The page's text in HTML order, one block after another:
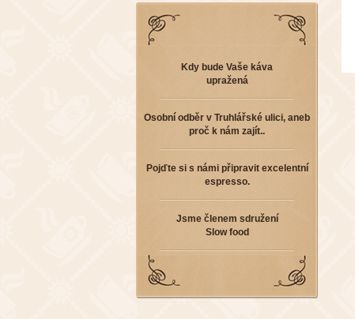
Kdy bude Vaše káva
upražená
Osobní odběr v Truhlářské ulici, aneb
proč k nám zajít..
Pojďte si s námi připravit excelentní
espresso.
Jsme členem sdružení
Slow food